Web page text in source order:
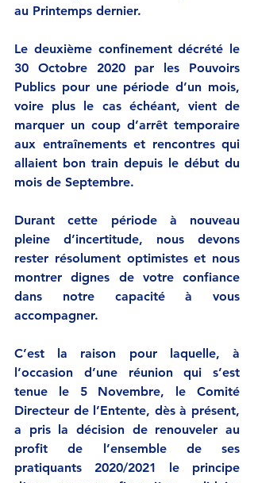
au Printemps dernier.
Le deuxième confinement décrété le
30 Octobre 2020 par les Pouvoirs
Publics pour une période d’un mois,
voire plus le cas échéant, vient de
marquer un coup d’arrêt temporaire
aux entraînements et rencontres qui
allaient bon train depuis le début du
mois de Septembre.
Durant cette période à nouveau
pleine d’incertitude, nous devons
rester résolument optimistes et nous
montrer dignes de votre confiance
dans notre capacité à vous
accompagner.
C’est la raison pour laquelle, à
l’occasion d’une réunion qui s’est
tenue le 5 Novembre, le Comité
Directeur de l’Entente, dès à présent,
a pris la décision de renouveler au
profit de l’ensemble de ses
pratiquants 2020/2021 le principe